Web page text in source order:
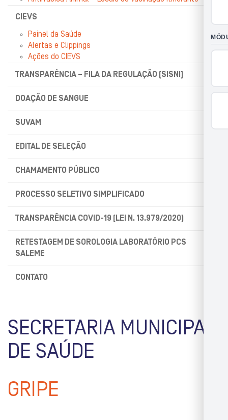
CIEVS
Painel da Saúde
Alertas e Clippings
Ações do CIEVS
TRANSPARÊNCIA – FILA DA REGULAÇÃO (SISNI)
DOAÇÃO DE SANGUE
SUVAM
EDITAL DE SELEÇÃO
CHAMAMENTO PÚBLICO
PROCESSO SELETIVO SIMPLIFICADO
TRANSPARÊNCIA COVID-19 (LEI N. 13.979/2020)
RETESTAGEM DE SOROLOGIA LABORATÓRIO PCS
SALEME
CONTATO
SECRETARIA MUNICIPAL
DE SAÚDE
GRIPE